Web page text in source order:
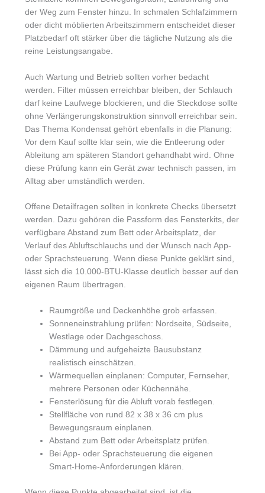
der Weg zum Fenster hinzu. In schmalen Schlafzimmern
oder dicht möblierten Arbeitszimmern entscheidet dieser
Platzbedarf oft stärker über die tägliche Nutzung als die
reine Leistungsangabe.
Auch Wartung und Betrieb sollten vorher bedacht
werden. Filter müssen erreichbar bleiben, der Schlauch
darf keine Laufwege blockieren, und die Steckdose sollte
ohne Verlängerungskonstruktion sinnvoll erreichbar sein.
Das Thema Kondensat gehört ebenfalls in die Planung:
Vor dem Kauf sollte klar sein, wie die Entleerung oder
Ableitung am späteren Standort gehandhabt wird. Ohne
diese Prüfung kann ein Gerät zwar technisch passen, im
Alltag aber umständlich werden.
Offene Detailfragen sollten in konkrete Checks übersetzt
werden. Dazu gehören die Passform des Fensterkits, der
verfügbare Abstand zum Bett oder Arbeitsplatz, der
Verlauf des Abluftschlauchs und der Wunsch nach App-
oder Sprachsteuerung. Wenn diese Punkte geklärt sind,
lässt sich die 10.000-BTU-Klasse deutlich besser auf den
eigenen Raum übertragen.
Raumgröße und Deckenhöhe grob erfassen.
Sonneneinstrahlung prüfen: Nordseite, Südseite,
Westlage oder Dachgeschoss.
Dämmung und aufgeheizte Bausubstanz
realistisch einschätzen.
Wärmequellen einplanen: Computer, Fernseher,
mehrere Personen oder Küchennähe.
Fensterlösung für die Abluft vorab festlegen.
Stellfläche von rund 82 x 38 x 36 cm plus
Bewegungsraum einplanen.
Abstand zum Bett oder Arbeitsplatz prüfen.
Bei App- oder Sprachsteuerung die eigenen
Smart-Home-Anforderungen klären.